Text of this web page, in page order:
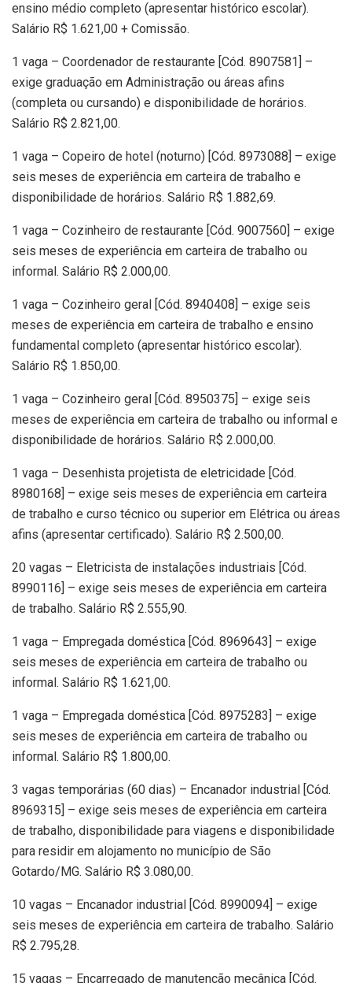
ensino médio completo (apresentar histórico escolar).
Salário R$ 1.621,00 + Comissão.
1 vaga – Coordenador de restaurante [Cód. 8907581] –
exige graduação em Administração ou áreas afins
(completa ou cursando) e disponibilidade de horários.
Salário R$ 2.821,00.
1 vaga – Copeiro de hotel (noturno) [Cód. 8973088] – exige
seis meses de experiência em carteira de trabalho e
disponibilidade de horários. Salário R$ 1.882,69.
1 vaga – Cozinheiro de restaurante [Cód. 9007560] – exige
seis meses de experiência em carteira de trabalho ou
informal. Salário R$ 2.000,00.
1 vaga – Cozinheiro geral [Cód. 8940408] – exige seis
meses de experiência em carteira de trabalho e ensino
fundamental completo (apresentar histórico escolar).
Salário R$ 1.850,00.
1 vaga – Cozinheiro geral [Cód. 8950375] – exige seis
meses de experiência em carteira de trabalho ou informal e
disponibilidade de horários. Salário R$ 2.000,00.
1 vaga – Desenhista projetista de eletricidade [Cód.
8980168] – exige seis meses de experiência em carteira
de trabalho e curso técnico ou superior em Elétrica ou áreas
afins (apresentar certificado). Salário R$ 2.500,00.
20 vagas – Eletricista de instalações industriais [Cód.
8990116] – exige seis meses de experiência em carteira
de trabalho. Salário R$ 2.555,90.
1 vaga – Empregada doméstica [Cód. 8969643] – exige
seis meses de experiência em carteira de trabalho ou
informal. Salário R$ 1.621,00.
1 vaga – Empregada doméstica [Cód. 8975283] – exige
seis meses de experiência em carteira de trabalho ou
informal. Salário R$ 1.800,00.
3 vagas temporárias (60 dias) – Encanador industrial [Cód.
8969315] – exige seis meses de experiência em carteira
de trabalho, disponibilidade para viagens e disponibilidade
para residir em alojamento no município de São
Gotardo/MG. Salário R$ 3.080,00.
10 vagas – Encanador industrial [Cód. 8990094] – exige
seis meses de experiência em carteira de trabalho. Salário
R$ 2.795,28.
15 vagas – Encarregado de manutenção mecânica [Cód.